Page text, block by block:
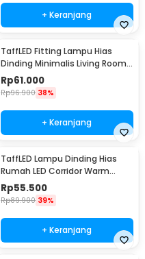
+ Keranjang
TaffLED Fitting Lampu Hias
Dinding Minimalis Living Room
Light E27 - F215
Rp61.000
Rp96.900 38%
+ Keranjang
TaffLED Lampu Dinding Hias
Rumah LED Corridor Warm
White 3000K 6W 22cm - F0011
Rp55.500
Rp89.900 39%
+ Keranjang